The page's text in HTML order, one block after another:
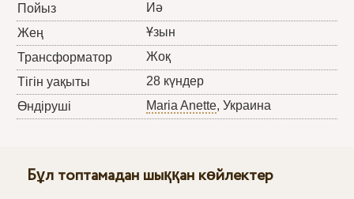
Пойыз
Иә
Жең
Ұзын
Трансформатор
Жоқ
Тігін уақыты
28 күндер
Өндіруші
Maria Anette, Украина
Бұл топтамадан шыққан көйлектер